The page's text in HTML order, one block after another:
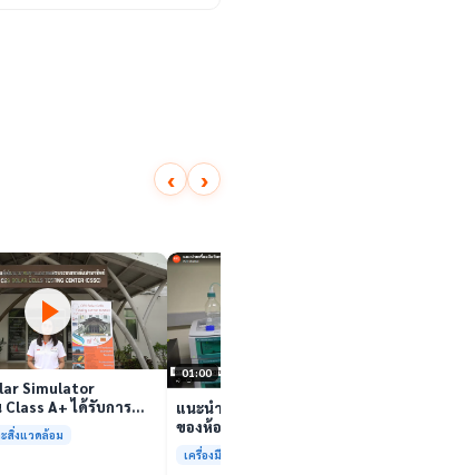
‹ ›
เล่นวิดีโอ
Simulator
A+ ได้รับการ
รฐาน ISO/IEC17025
ริการแล้ว
สิ่งแวดล้อม
01:00
แนะนำเครื่องมือวิเคราะห์ทดสอบ
ของห้องปฏิบัติการกลางเพื่อการ
วิเคราะห์กระบวนการและสิ่ง
แวดล้อม สรบ.มจธ.
เครื่องมือและการวิเคราะห์ทดสอบ